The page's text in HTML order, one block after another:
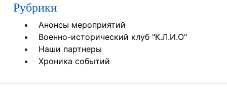
Рубрики
Анонсы мероприятий
Военно-исторический клуб "К.Л.И.О"
Наши партнеры
Хроника событий